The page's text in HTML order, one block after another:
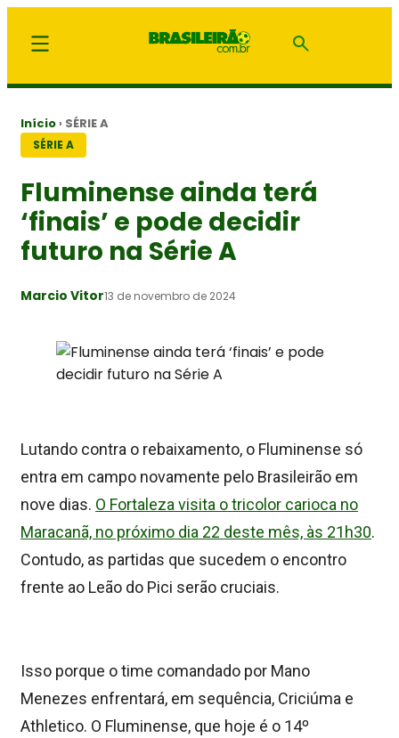
Início › SÉRIE A
SÉRIE A
Fluminense ainda terá
‘finais’ e pode decidir
futuro na Série A
Marcio Vitor13 de novembro de 2024
Lutando contra o rebaixamento, o Fluminense só
entra em campo novamente pelo Brasileirão em
nove dias. O Fortaleza visita o tricolor carioca no
Maracanã, no próximo dia 22 deste mês, às 21h30.
Contudo, as partidas que sucedem o encontro
frente ao Leão do Pici serão cruciais.
Isso porque o time comandado por Mano
Menezes enfrentará, em sequência, Criciúma e
Athletico. O Fluminense, que hoje é o 14º